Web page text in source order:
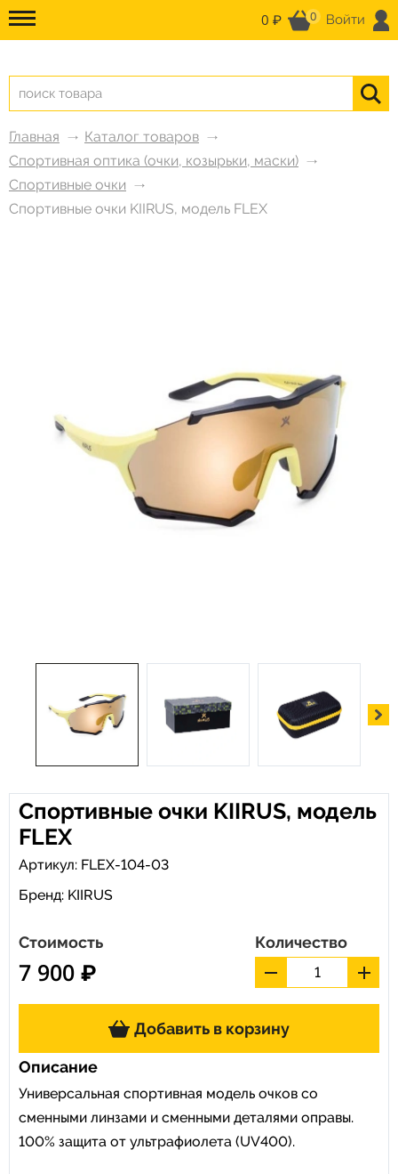
0 ₽ 0 Войти
Главная
Каталог товаров
Спортивная оптика (очки, козырьки, маски)
Спортивные очки
Спортивные очки KIIRUS, модель FLEX
Спортивные очки KIIRUS, модель
FLEX
Артикул: FLEX-104-03
Бренд: KIIRUS
Стоимость
7 900 ₽
Количество
Добавить в корзину
Описание
Универсальная спортивная модель очков со
сменными линзами и сменными деталями оправы.
100% защита от ультрафиолета (UV400).